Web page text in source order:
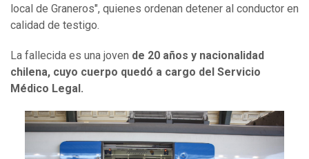
local de Graneros", quienes ordenan detener al conductor en
calidad de testigo.
La fallecida es una joven de 20 años y nacionalidad
chilena, cuyo cuerpo quedó a cargo del Servicio
Médico Legal.